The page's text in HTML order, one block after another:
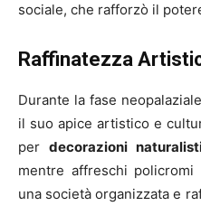
sociale, che rafforzò il
Raffinatezza
Durante la fase
il suo apice artistico e
per decorazioni
mentre affreschi
una società organizzata e